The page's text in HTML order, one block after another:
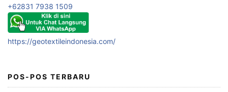
+62831 7938 1509
https://geotextileindonesia.com/
POS-POS TERBARU